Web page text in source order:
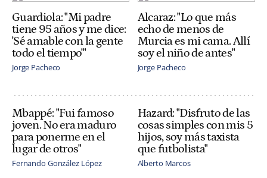
Guardiola: "Mi padre
tiene 95 años y me dice:
'Sé amable con la gente
todo el tiempo'"
Jorge Pacheco
Alcaraz: "Lo que más
echo de menos de
Murcia es mi cama. Allí
soy el niño de antes"
Jorge Pacheco
Mbappé: "Fui famoso
joven. No era maduro
para ponerme en el
lugar de otros"
Fernando González López
Hazard: "Disfruto de las
cosas simples con mis 5
hijos, soy más taxista
que futbolista"
Alberto Marcos